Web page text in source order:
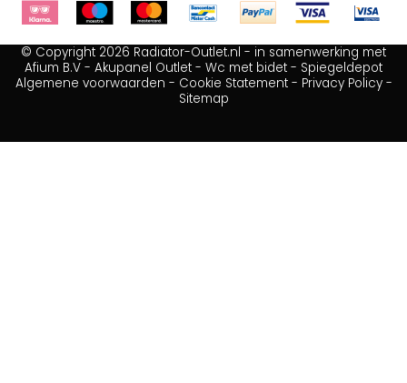
© Copyright 2026 Radiator-Outlet.nl - in samenwerking met
Afium B.V - Akupanel Outlet - Wc met bidet - Spiegeldepot
Algemene voorwaarden - Cookie Statement- Privacy Policy-
Sitemap